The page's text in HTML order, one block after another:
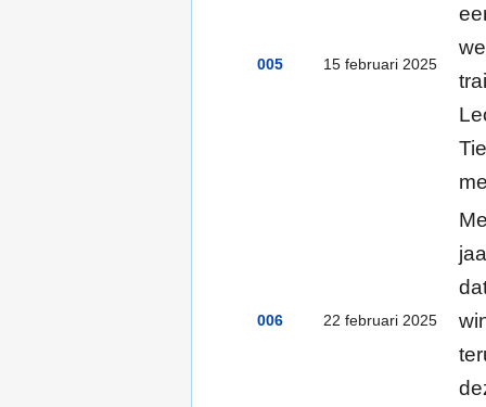
005 15 februari 2025
006 22 februari 2025